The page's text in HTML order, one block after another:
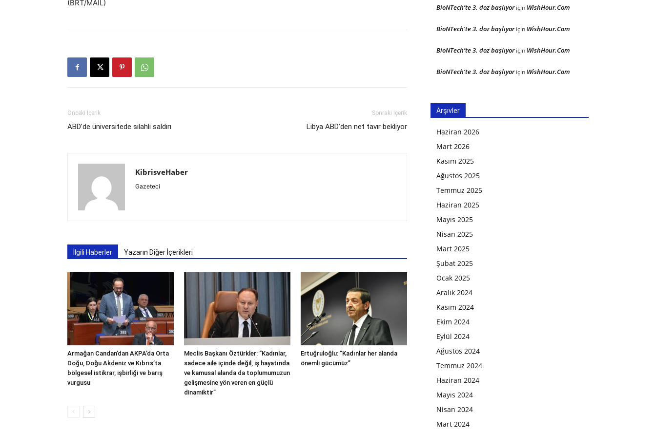
(BRT/MAIL)
Önceki İçerik
ABD’de üniversitede silahlı saldırı
Sonraki İçerik
Libya ABD’den net tavır bekliyor
KibrisveHaber
Gazeteci
İlgili Haberler Yazarın Diğer İçerikleri
Armağan Candan’dan AKPA’da Orta
Doğu, Doğu Akdeniz ve Kıbrıs’ta
bölgesel istikrar, işbirliği ve barış
vurgusu
Meclis Başkanı Öztürkler: “Kadınlar,
sadece aile içinde değil, iş hayatında
ve kamusal alanda da toplumumuzun
gelişmesine yön veren en güçlü
dinamiktir”
Ertuğruloğlu: “Kadınlar her alanda
önemli gücümüz”
BioNTech’te 3. doz başlıyoriçin WishHour.Com
BioNTech’te 3. doz başlıyoriçin WishHour.Com
BioNTech’te 3. doz başlıyoriçin WishHour.Com
BioNTech’te 3. doz başlıyoriçin WishHour.Com
Arşivler
Haziran 2026
Mart 2026
Kasım 2025
Ağustos 2025
Temmuz 2025
Haziran 2025
Mayıs 2025
Nisan 2025
Mart 2025
Şubat 2025
Ocak 2025
Aralık 2024
Kasım 2024
Ekim 2024
Eylül 2024
Ağustos 2024
Temmuz 2024
Haziran 2024
Mayıs 2024
Nisan 2024
Mart 2024